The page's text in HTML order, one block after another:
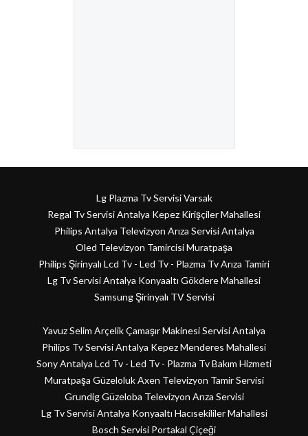
Lg Plazma Tv Servisi Varsak
Regal Tv Servisi Antalya Kepez Kirişçiler Mahallesi
Philips Antalya Televizyon Arıza Servisi Antalya
Oled Televizyon Tamircisi Muratpaşa
Philips Şirinyalı Lcd Tv - Led Tv - Plazma Tv Arıza Tamiri
Lg Tv Servisi Antalya Konyaaltı Gökdere Mahallesi
Samsung Şirinyalı TV Servisi
Yavuz Selim Arçelik Çamaşır Makinesi Servisi Antalya
Philips Tv Servisi Antalya Kepez Menderes Mahallesi
Sony Antalya Lcd Tv - Led Tv - Plazma Tv Bakım Hizmeti
Muratpaşa Güzeloluk Axen Televizyon Tamir Servisi
Grundig Güzeloba Televizyon Arıza Servisi
Lg Tv Servisi Antalya Konyaaltı Hacısekililer Mahallesi
Bosch Servisi Portakal Çiçeği